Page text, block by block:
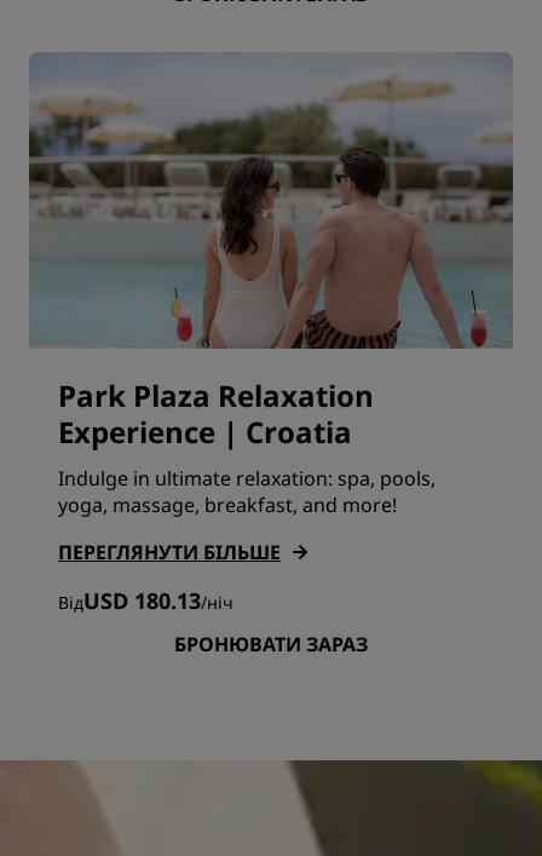
Park Plaza Relaxation
Experience | Croatia
Indulge in ultimate relaxation: spa, pools,
yoga, massage, breakfast, and more!
ПЕРЕГЛЯНУТИ БІЛЬШЕ
ВідUSD 180.13/ніч
БРОНЮВАТИ ЗАРАЗ